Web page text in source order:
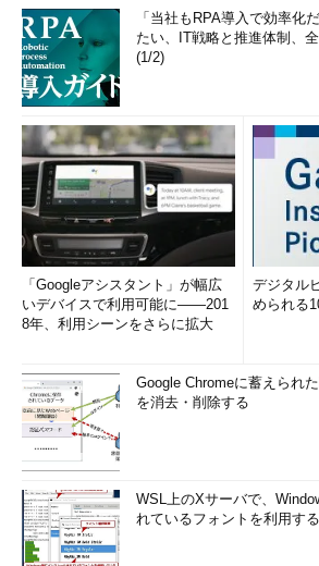
「当社もRPA導入で効率化
たい、IT戦略と推進体制、
(1/2)
「Googleアシスタント」が幅広
いデバイスで利用可能に――201
8年、利用シーンをさらに拡大
デジタル
められる
Google Chromeに蓄えられ
を消去・削除する
WSL上のXサーバで、
れているフォントを利用する